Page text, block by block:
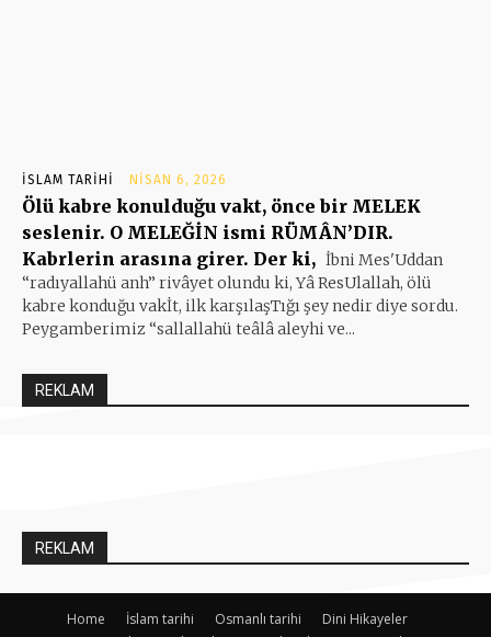
İSLAM TARIHI NISAN 6, 2026
Ölü kabre konulduğu vakt, önce bir MELEK
seslenir. O MELEĞİN ismi RÜMÂN’DIR.
Kabrlerin arasına girer. Der ki, İbni Mes'Uddan
“radıyallahü anh” rivâyet olundu ki, Yâ ResUlallah, ölü
kabre konduğu vakİt, ilk karşılaşTığı şey nedir diye sordu.
Peygamberimiz “sallallahü teâlâ aleyhi ve...
REKLAM
REKLAM
Home İslam tarihi Osmanlı tarihi
Dini Hikayeler